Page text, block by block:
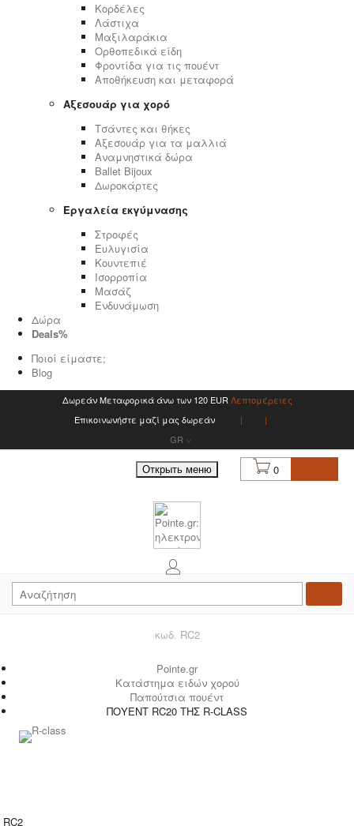
Κορδέλες
Λάστιχα
Μαξιλαράκια
Ορθοπεδικά είδη
Φροντίδα για τις πουέντ
Αποθήκευση και μεταφορά
Αξεσουάρ για χορό
Τσάντες και θήκες
Αξεσουάρ για τα μαλλιά
Αναμνηστικά δώρα
Ballet Bijoux
Δωροκάρτες
Εργαλεία εκγύμνασης
Στροφές
Ευλυγισία
Κουντεπιέ
Ισορροπία
Μασάζ
Ενδυνάμωση
Δώρα
Deals%
Ποιοί είμαστε;
Blog
Δωρεάν Μεταφορικά άνω των 120 EUR Λεπτομέρειες
Επικοινωνήστε μαζί μας δωρεάν
GR
Открыть меню 0
κωδ. RC2
Pointe.gr
Κατάστημα ειδών χορού
Παπούτσια πουέντ
ΠΟΥΕΝΤ RC20 ΤΗΣ R-CLASS
RC2